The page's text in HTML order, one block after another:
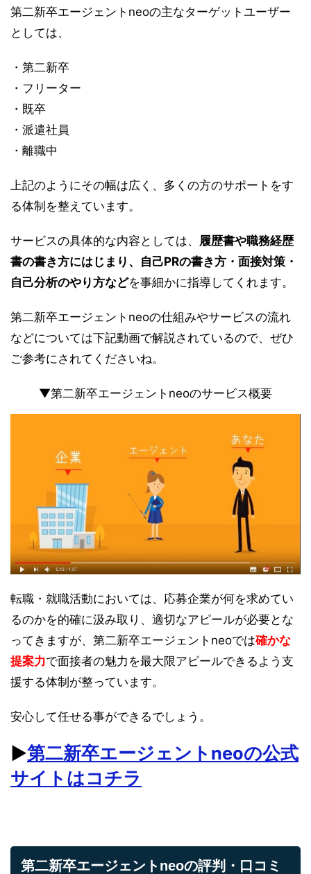
第二新卒エージェントneoの主なターゲットユーザー
としては、
・第二新卒
・フリーター
・既卒
・派遣社員
・離職中
上記のようにその幅は広く、多くの方のサポートをす
る体制を整えています。
サービスの具体的な内容としては、 履歴書や職務経歴
書の書き方にはじまり、自己PRの書き方・面接対策・
自己分析のやり方などを事細かに指導してくれます。
第二新卒エージェントneoの仕組みやサービスの流れ
などについては下記動画で解説されているので、ぜひ
ご参考にされてくださいね。
▼第二新卒エージェントneoのサービス概要
転職・就職活動においては、応募企業が何を求めてい
るのかを的確に汲み取り、適切なアピールが必要とな
ってきますが、第二新卒エージェントneoでは確かな
提案力で面接者の魅力を最大限アピールできるよう支
援する体制が整っています。
安心して任せる事ができるでしょう。
▶︎第二新卒エージェントneoの公式
サイトはコチラ
第二新卒エージェントneoの評判・口コミ